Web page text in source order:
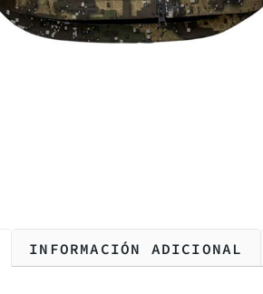
INFORMACIÓN ADICIONAL